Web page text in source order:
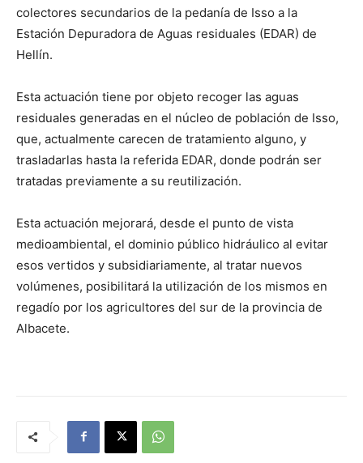
colectores secundarios de la pedanía de Isso a la
Estación Depuradora de Aguas residuales (EDAR) de
Hellín.
Esta actuación tiene por objeto recoger las aguas
residuales generadas en el núcleo de población de Isso,
que, actualmente carecen de tratamiento alguno, y
trasladarlas hasta la referida EDAR, donde podrán ser
tratadas previamente a su reutilización.
Esta actuación mejorará, desde el punto de vista
medioambiental, el dominio público hidráulico al evitar
esos vertidos y subsidiariamente, al tratar nuevos
volúmenes, posibilitará la utilización de los mismos en
regadío por los agricultores del sur de la provincia de
Albacete.